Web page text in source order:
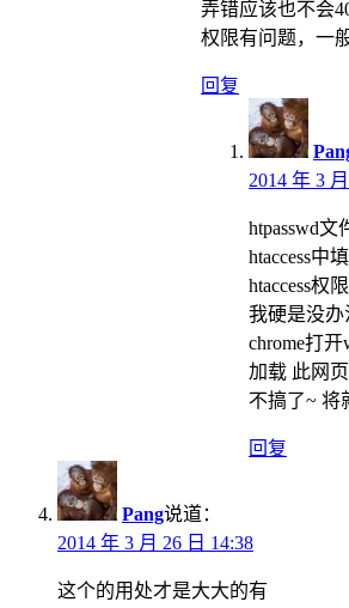
弄错应该也不会
权限有问题，一
回复
2014 年 3
htpasswd文
htaccess中
htaccess权
我硬是没办
chrome打
加载 此网
不搞了~ 将
回复
Pang说道：
2014 年 3 月 26 日 14:38
这个的用处才是大大的有